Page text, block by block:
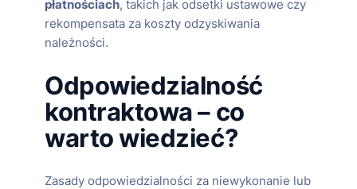
płatnościach, takich jak odsetki ustawowe czy
rekompensata za koszty odzyskiwania
należności.
Odpowiedzialność
kontraktowa – co
warto wiedzieć?
Zasady odpowiedzialności za niewykonanie lub